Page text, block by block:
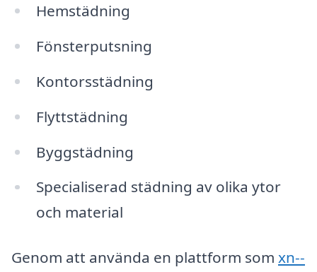
Hemstädning
Fönsterputsning
Kontorsstädning
Flyttstädning
Byggstädning
Specialiserad städning av olika ytor
och material
Genom att använda en plattform som xn--